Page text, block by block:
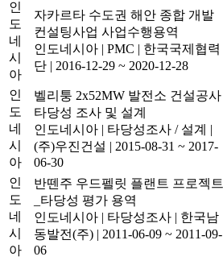
인
도
네
시
아
자카르타 수도권 해안 종합 개발
컨설팅사업 사업수행용역
인도네시아 | PMC | 한국국제협력
단 | 2016-12-29 ~ 2020-12-28
인
도
네
시
아
벨리퉁 2x52MW 발전소 건설공사
타당성 조사 및 설계
인도네시아 | 타당성조사 / 설계 |
(주)우진건설 | 2015-08-31 ~ 2017-
06-30
인
도
네
시
아
반뗀주 우드펠릿 플랜트 프로젝트
_타당성 평가 용역
인도네시아 | 타당성조사 | 한국남
동발전(주) | 2011-06-09 ~ 2011-09-
06